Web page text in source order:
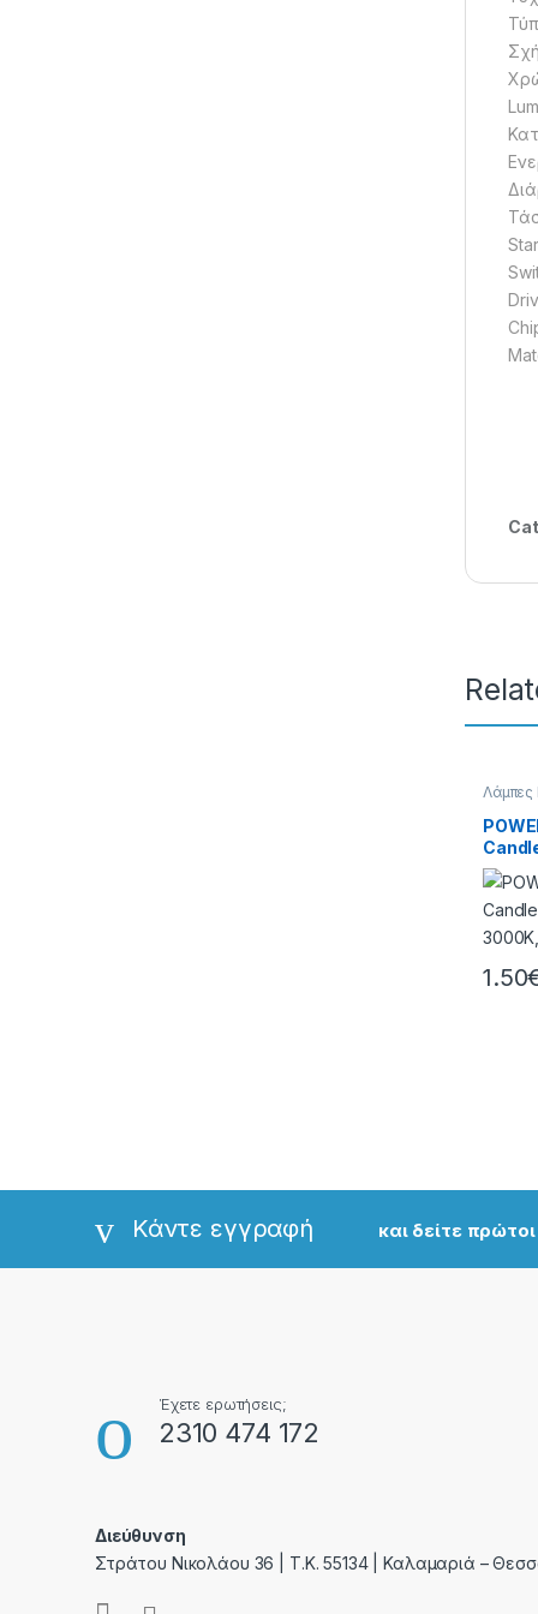
Λάμπες
LED,
1.50
Κάντε εγγραφή και δείτε
Έχετε ερωτήσεις;
2310 474 172
Διεύθυνση
Στράτου Νικολάου 36 | T.K. 55134 | Καλαμαριά –